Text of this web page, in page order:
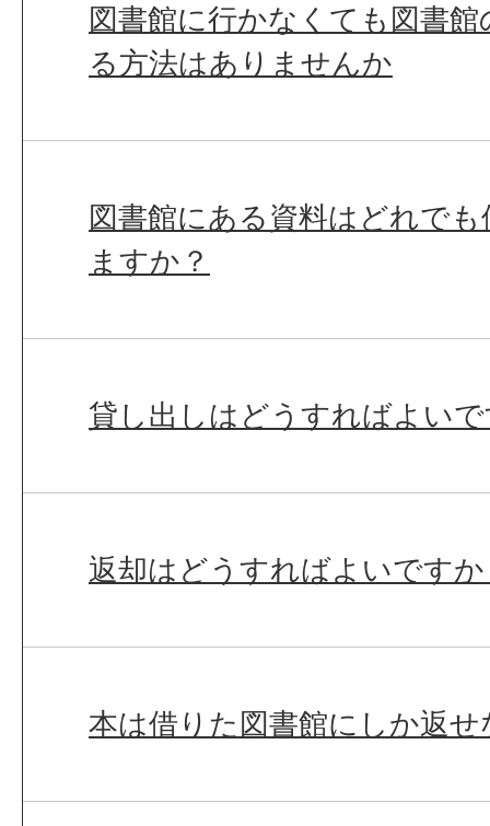
図書館に行かなくても図書
る方法はありませんか
図書館にある資料はどれで
ますか？
貸し出しはどうすればよい
返却はどうすればよいです
本は借りた図書館にしか返